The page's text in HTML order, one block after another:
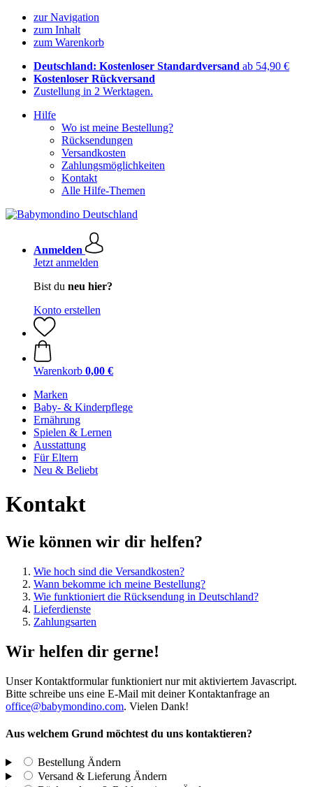
zur Navigation
zum Inhalt
zum Warenkorb
Deutschland: Kostenloser Standardversand ab 54,90 €
Kostenloser Rückversand
Zustellung in 2 Werktagen.
Hilfe
Wo ist meine Bestellung?
Rücksendungen
Versandkosten
Zahlungsmöglichkeiten
Kontakt
Alle Hilfe-Themen
Anmelden
Jetzt anmelden
Bist du neu hier?
Konto erstellen
Warenkorb 0,00 €
Marken
Baby- & Kinderpflege
Ernährung
Spielen & Lernen
Ausstattung
Für Eltern
Neu & Beliebt
Kontakt
Wie können wir dir helfen?
Wie hoch sind die Versandkosten?
Wann bekomme ich meine Bestellung?
Wie funktioniert die Rücksendung in Deutschland?
Lieferdienste
Zahlungsarten
Wir helfen dir gerne!
Unser Kontaktformular funktioniert nur mit aktiviertem Javascript.
Bitte schreibe uns eine E-Mail mit deiner Kontaktanfrage an
office@babymondino.com. Vielen Dank!
Aus welchem Grund möchtest du uns kontaktieren?
Bestellung Ändern
Versand & Lieferung Ändern